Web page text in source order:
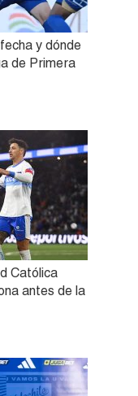
y dónde
de Primera
Católica
antes de la